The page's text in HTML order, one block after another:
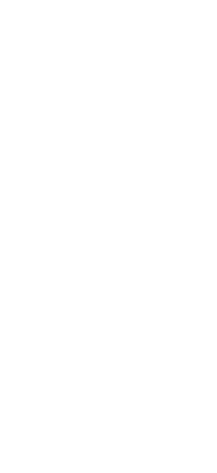
для
и медицинской